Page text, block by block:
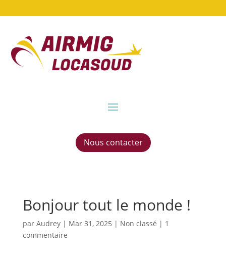
Nous contacter
Bonjour tout le monde !
par Audrey| Mar 31, 2025 | Non classé | 1
commentaire